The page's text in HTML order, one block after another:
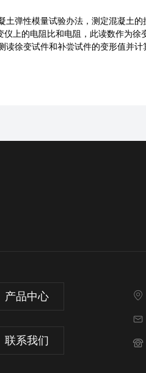
土弹性模量试验办法，测定混凝土
上的电阻比和电阻，此读数作为
读徐变试件和补尝试件的变形值并计
产品中心
联系我们